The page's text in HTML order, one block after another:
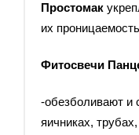
Простомак
их
Фитосвечи
-обезболивают и
яичниках,